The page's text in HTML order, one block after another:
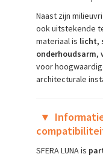
Naast zijn
ook uitstekende
materiaal is licht,
onderhoudsarm,
voor
architecturale
▼
SFERA LUNA is